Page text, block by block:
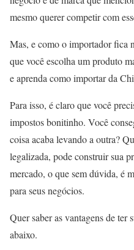
mesmo querer competir com
Mas, e como o importador fica
que você escolha um produto
e aprenda como importar da
Para isso, é claro que você
impostos bonitinho. Você
coisa acaba levando a outra?
legalizada, pode construir sua
mercado, o que sem dúvida, é
para seus negócios.
Quer saber as vantagens de
abaixo.